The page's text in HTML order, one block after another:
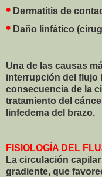
• Dermatitis de
• Daño linfático
Una de las causas
interrupción del flujo
consecuencia de la
tratamiento del
linfedema del brazo.
FISIOLOGÍA DEL
La circulación
gradiente, que